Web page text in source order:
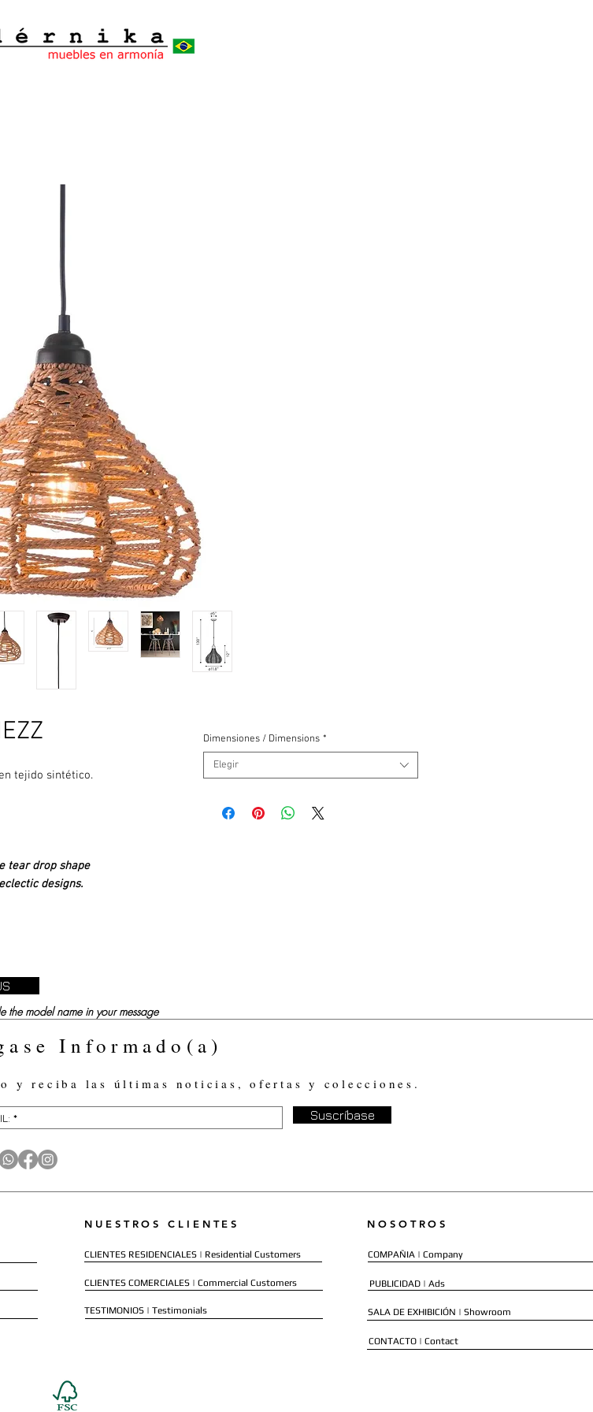
tejido sintético.
tear drop shape
designs.
Dimensiones / Dimensions *
Elegir
the model name in your message
Informado(a)
y reciba las últimas noticias, ofertas y colecciones.
Suscríbase
NUESTROS CLIENTES
CLIENTES RESIDENCIALES | Residential Customers
CLIENTES COMERCIALES | Commercial Customers
TESTIMONIOS | Testimonials
NOSOTROS
COMPAÑIA | Company
PUBLICIDAD | Ads
SALA DE EXHIBICIÓN | Showroom
CONTACTO | Contact